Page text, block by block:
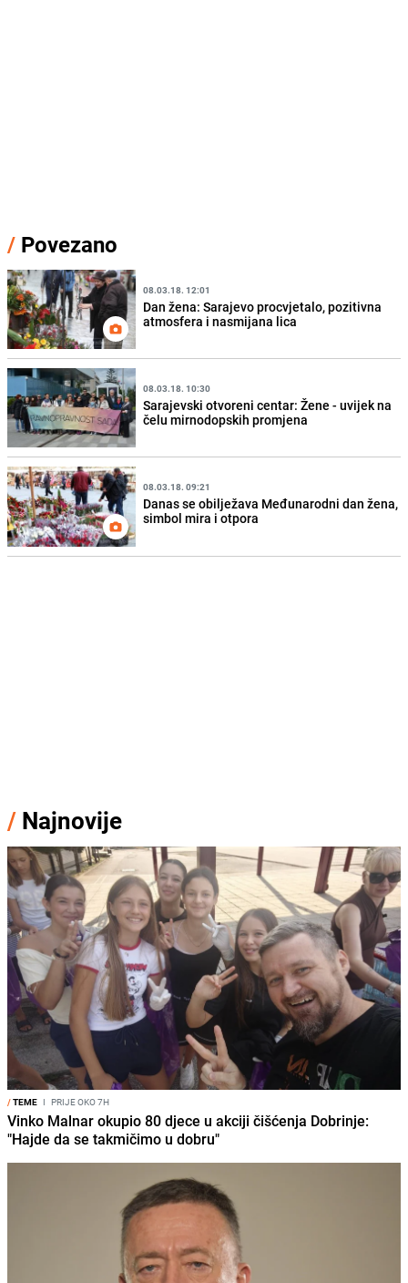
/ Povezano
08.03.18. 12:01
Dan žena: Sarajevo procvjetalo, pozitivna
atmosfera i nasmijana lica
08.03.18. 10:30
Sarajevski otvoreni centar: Žene - uvijek na
čelu mirnodopskih promjena
08.03.18. 09:21
Danas se obilježava Međunarodni dan žena,
simbol mira i otpora
/ Najnovije
/TEME I PRIJE OKO 7H
Vinko Malnar okupio 80 djece u akciji čišćenja Dobrinje:
"Hajde da se takmičimo u dobru"